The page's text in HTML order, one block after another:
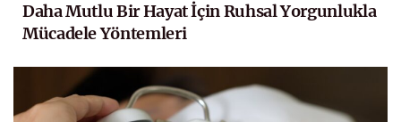
Daha Mutlu Bir Hayat İçin Ruhsal Yorgunlukla
Mücadele Yöntemleri